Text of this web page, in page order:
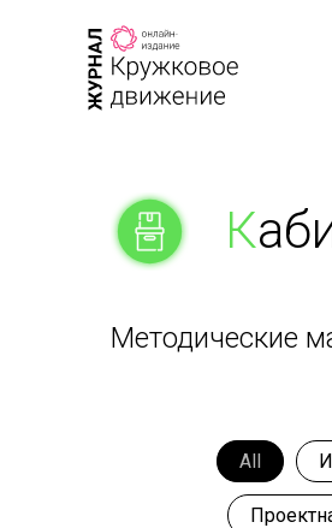
К
Методические
All